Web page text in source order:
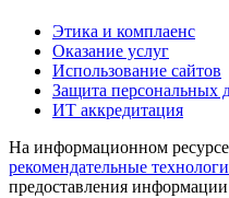
Этика и комплаенс
Оказание услуг
Использование сайтов
Защита персональных
ИТ аккредитация
На информационном
рекомендательные
предоставления